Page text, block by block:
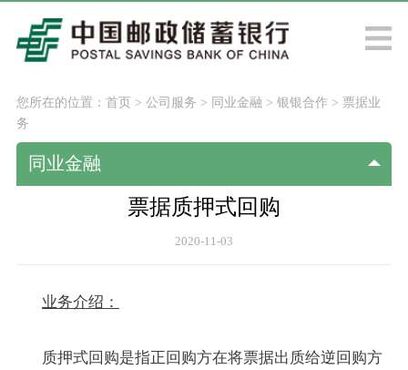
您所在的位置： 首页> 公司服务 > 同业金融 > 银银合作> 票据业
务
同业金融
票据质押式回购
2020-11-03
业务介绍：
质押式回购是指正回购方在将票据出质给逆回购方